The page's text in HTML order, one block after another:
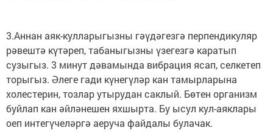
3.Аннан аяк-кулларыгызны гәүдәгезгә перпендикуляр
рәвештә күтәреп, табаныгызны үзегезгә каратып
сузыгыз. 3 минут дәвамында вибрация ясап, селкетеп
торыгыз. Әлеге гади күнегүләр кан тамырларына
холестерин, тозлар утырудан саклый. Бөтен организм
буйлап кан әйләнешен яхшырта. Бу ысул кул-аяклары
оеп интегүчеләргә аеруча файдалы булачак.